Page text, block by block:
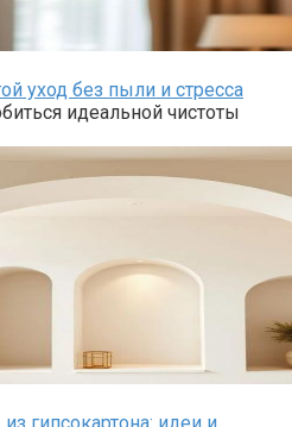
уход без пыли и стресса
идеальной чистоты